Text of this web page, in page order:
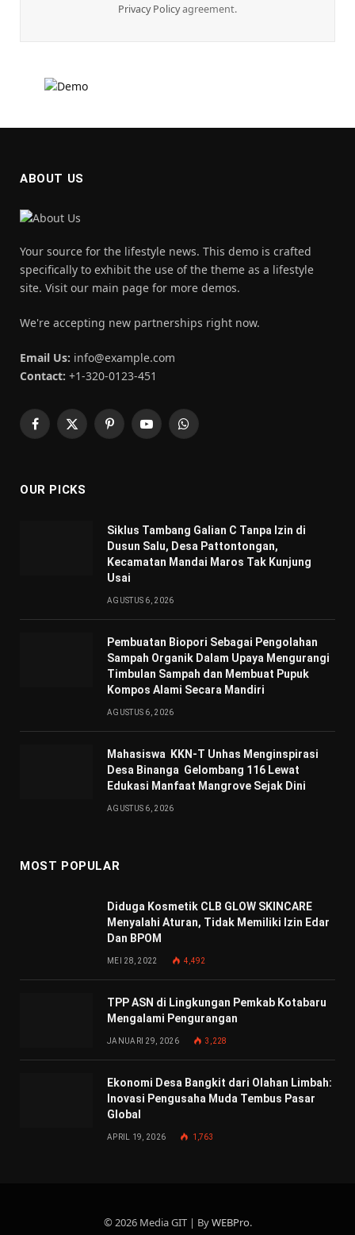
Privacy Policyagreement.
ABOUT US
Your source for the lifestyle news. This demo is crafted
specifically to exhibit the use of the theme as a lifestyle
site. Visit our main page for more demos.
We're accepting new partnerships right now.
Email Us: info@example.com
Contact: +1-320-0123-451
Facebook
X
PinterestYouTubeWhatsApp
OUR PICKS
Siklus Tambang Galian C Tanpa Izin di
Dusun Salu, Desa Pattontongan,
Kecamatan Mandai Maros Tak Kunjung
Usai
AGUSTUS 6, 2026
Pembuatan Biopori Sebagai Pengolahan
Sampah Organik Dalam Upaya Mengurangi
Timbulan Sampah dan Membuat Pupuk
Kompos Alami Secara Mandiri
AGUSTUS 6, 2026
Mahasiswa KKN-T Unhas Menginspirasi
Desa Binanga Gelombang 116 Lewat
Edukasi Manfaat Mangrove Sejak Dini
AGUSTUS 6, 2026
MOST POPULAR
Diduga Kosmetik CLB GLOW SKINCARE
Menyalahi Aturan, Tidak Memiliki Izin Edar
Dan BPOM
MEI 28, 2022 4,492
TPP ASN di Lingkungan Pemkab Kotabaru
Mengalami Pengurangan
JANUARI 29, 2026 3,228
Ekonomi Desa Bangkit dari Olahan Limbah:
Inovasi Pengusaha Muda Tembus Pasar
Global
APRIL 19, 2026 1,763
© 2026 Media GIT | ByWEBPro.